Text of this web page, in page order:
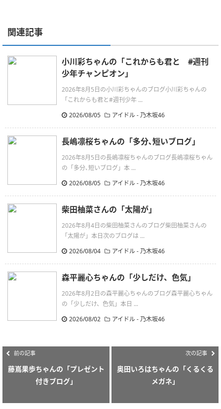
関連記事
小川彩ちゃんの「これからも君と #週刊
少年チャンピオン」
2026年8月5日の小川彩ちゃんのブログ小川彩ちゃんの
「これからも君と#週刊少年 ...
2026/08/05
アイドル - 乃木坂46
長嶋凛桜ちゃんの「多分､短いブログ」
2026年8月5日の長嶋凛桜ちゃんのブログ長嶋凛桜ちゃん
の「多分､短いブログ」本 ...
2026/08/05
アイドル - 乃木坂46
柴田柚菜さんの「太陽が」
2026年8月4日の柴田柚菜さんのブログ柴田柚菜さんの
「太陽が」本日次のブログは ...
2026/08/04
アイドル - 乃木坂46
森平麗心ちゃんの「少しだけ、色気」
2026年8月2日の森平麗心ちゃんのブログ森平麗心ちゃん
の「少しだけ、色気」本日 ...
2026/08/02
アイドル - 乃木坂46
前の記事
藤嶌果歩ちゃんの「プレゼント
付きブログ」
次の記事
奥田いろはちゃんの「くるくる
メガネ」